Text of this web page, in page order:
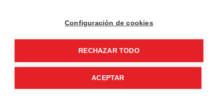
Configuración de cookies
RECHAZAR TODO
ACEPTAR
¡Síguenos en nuestras redes!